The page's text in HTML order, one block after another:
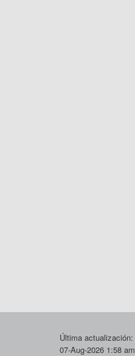
Última actualización:
07-Aug-2026 1:58 am